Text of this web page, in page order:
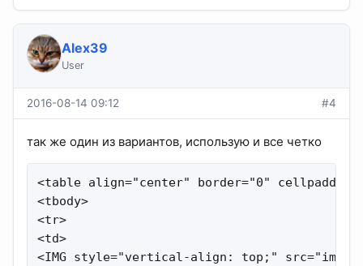
Alex39
User
2016-08-14 09:12 #4
так же один из вариантов, использую и все четко
<table align="center" border="0"
<tbody>
<tr>
<td>
<IMG style="vertical-align: top;"